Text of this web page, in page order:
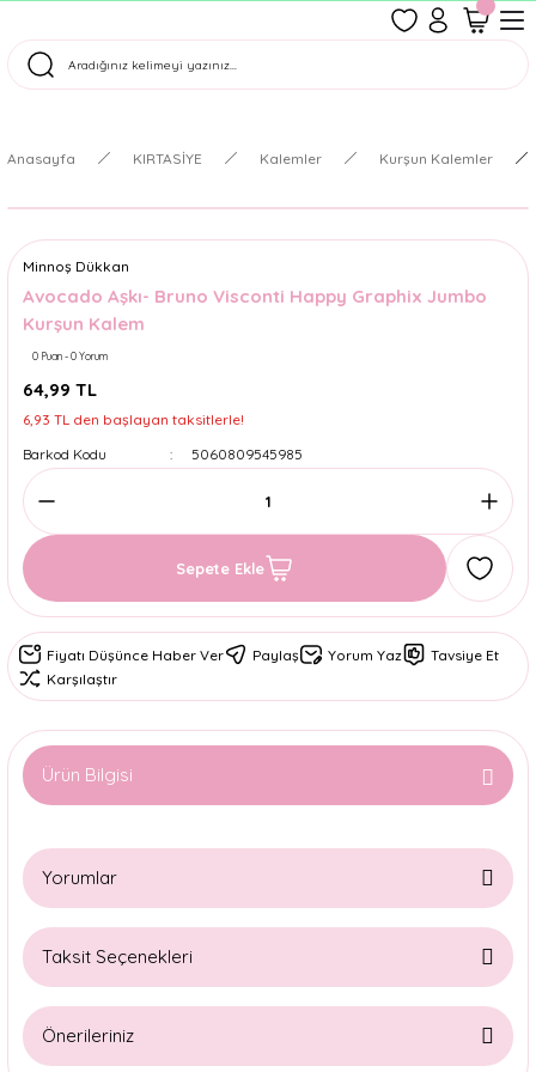
Tüm Siparişler Aynı Gün Kargoda!
Anasayfa KIRTASİYE Kalemler Kurşun Kalemler
Minnoş Dükkan
Avocado Aşkı- Bruno Visconti Happy Graphix Jumbo
Kurşun Kalem
0 Puan - 0 Yorum
64,99 TL
6,93 TL den başlayan taksitlerle!
Barkod Kodu
5060809545985
Sepete Ekle
Fiyatı Düşünce Haber Ver Paylaş Yorum Yaz
Tavsiye Et
Karşılaştır
Ürün Bilgisi
Yorumlar
Taksit Seçenekleri
Önerileriniz